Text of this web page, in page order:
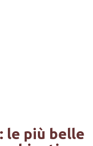
le più belle